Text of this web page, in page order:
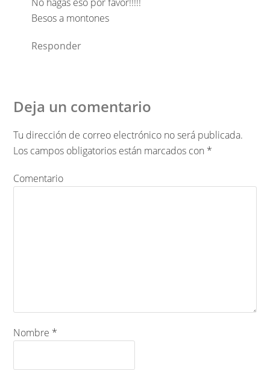
Besos a montones
Responder
Deja un comentario
Tu dirección de correo electrónico no será publicada.
Los campos obligatorios están marcados con *
Comentario
Nombre *